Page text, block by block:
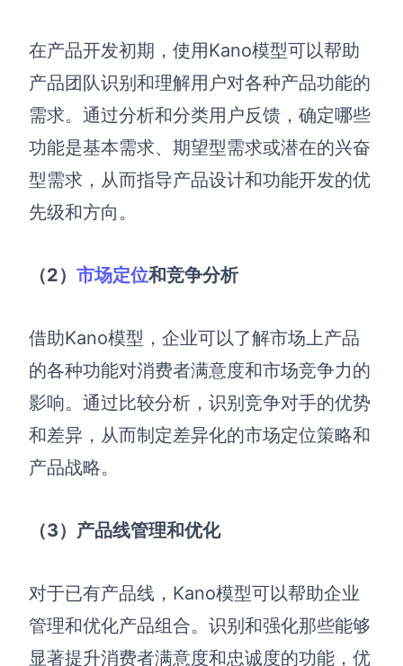
在产品开发初期，使用Kano模型可以帮助
产品团队识别和理解用户对各种产品功能的
需求。通过分析和分类用户反馈，确定哪些
功能是基本需求、期望型需求或潜在的兴奋
型需求，从而指导产品设计和功能开发的优
先级和方向。
（2） 市场定位和竞争分析
借助Kano模型，企业可以了解市场上产品
的各种功能对消费者满意度和市场竞争力的
影响。通过比较分析，识别竞争对手的优势
和差异，从而制定差异化的市场定位策略和
产品战略。
（3）产品线管理和优化
对于已有产品线，Kano模型可以帮助企业
管理和优化产品组合。识别和强化那些能够
显著提升消费者满意度和忠诚度的功能，优